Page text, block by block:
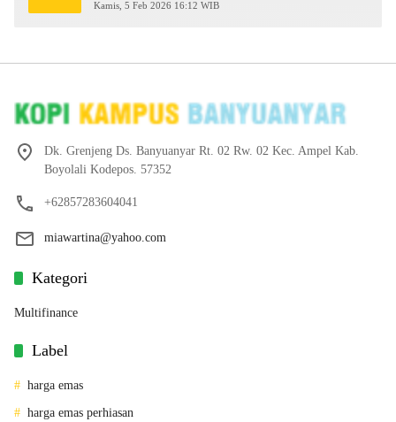
2026
Kamis, 5 Feb 2026 16:12 WIB
Dk. Grenjeng Ds. Banyuanyar Rt. 02 Rw. 02 Kec. Ampel Kab.
Boyolali Kodepos. 57352
+62857283604041
miawartina@yahoo.com
Kategori
Multifinance
Label
harga emas
harga emas perhiasan